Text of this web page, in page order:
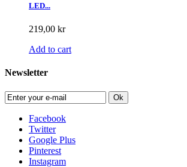
LED...
219,00 kr
Add to cart
Newsletter
Ok
Facebook
Twitter
Google Plus
Pinterest
Instagram